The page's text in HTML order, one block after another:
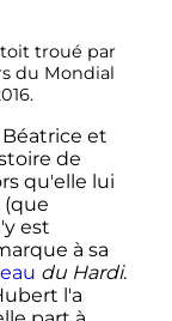
troué par
du Mondial
et
de
qu'elle lui
(que
est
à sa
du Hardi.
l'a